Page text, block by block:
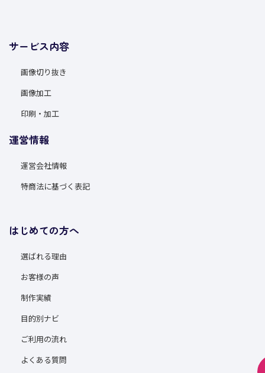
サービス内容
画像切り抜き
画像加工
印刷・加工
運営情報
運営会社情報
特商法に基づく表記
はじめての方へ
選ばれる理由
お客様の声
制作実績
目的別ナビ
ご利用の流れ
よくある質問